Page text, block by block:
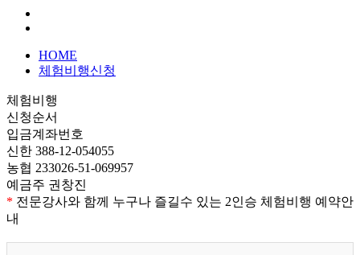
HOME
체험비행신청
체험비행
신청순서
입금계좌번호
신한 388-12-054055
농협 233026-51-069957
예금주 권창진
* 전문강사와 함께 누구나 즐길수 있는 2인승 체험비행 예약안
내